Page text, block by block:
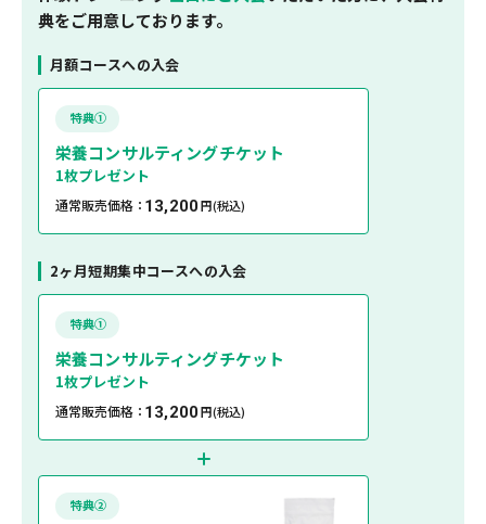
典をご用意しております。
月額コースへの入会
特典①
栄養コンサルティングチケット
1枚プレゼント
通常販売価格：13,200円(税込)
2ヶ月短期集中コースへの入会
特典①
栄養コンサルティングチケット
1枚プレゼント
通常販売価格：13,200円(税込)
特典②